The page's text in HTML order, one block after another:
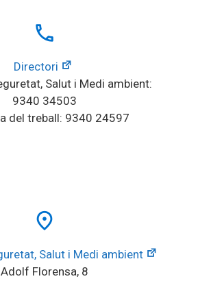
local_phone
Directori
Salut i Medi ambient:
9340 34503
del treball: 9340 24597
place
Salut i Medi ambient
Adolf Florensa, 8